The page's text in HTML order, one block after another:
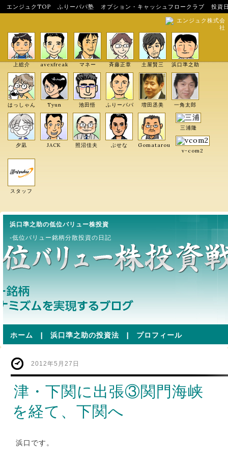
エンジュクTOP ふりーパパ塾 オプション・キャッシュフロークラブ
投資
エンジュク株式会
社
上総介 avexfreak マネー 斉藤正章 土屋賢三 浜口準之助
はっしゃん Tyun 池田悟 ふりーパパ 増田丞美 一角太郎
夕凪 JACK 照沼佳夫 ぶせな Gomatarou
三浦隆
v-com2
スタッフ
浜口準之助の低位バリュー株投資
-低位バリュー銘柄分散投資の日記
ホーム | 浜口準之助の投資法 | プロフィール
2012年5月27日
津・下関に出張③関門海峡
を経て、下関へ
浜口です。